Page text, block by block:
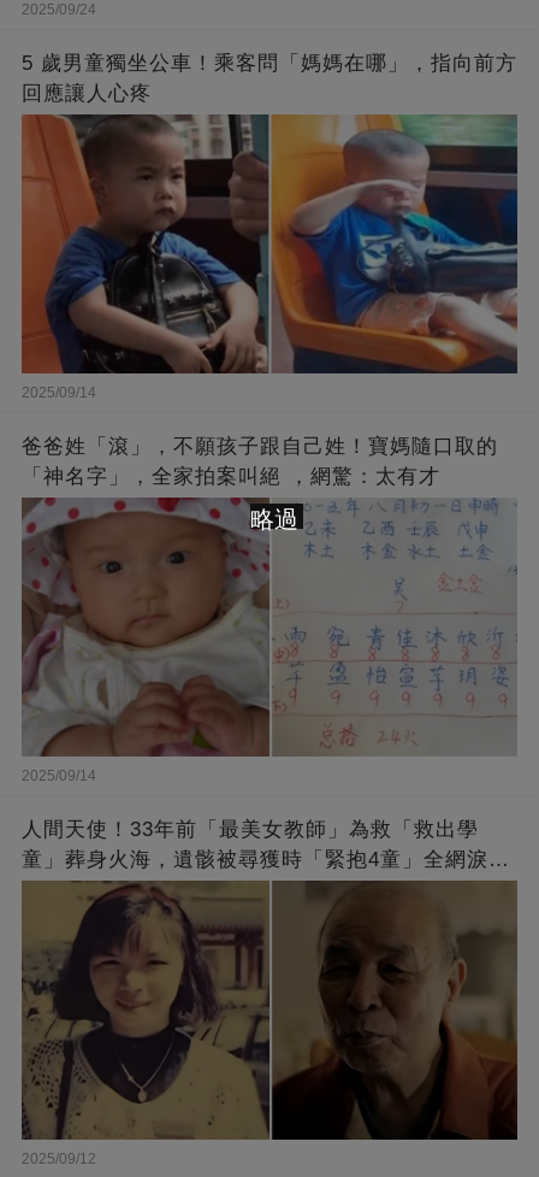
2025/09/24
5 歲男童獨坐公車！乘客問「媽媽在哪」，指向前方
回應讓人心疼
2025/09/14
爸爸姓「滾」，不願孩子跟自己姓！寶媽隨口取的
「神名字」，全家拍案叫絕 ，網驚：太有才
2025/09/14
人間天使！33年前「最美女教師」為救「救出學
童」葬身火海，遺骸被尋獲時「緊抱4童」全網淚
崩：真正的英雄不該被遺忘
2025/09/12
略過